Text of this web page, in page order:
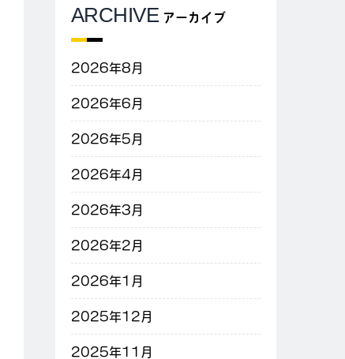
ARCHIVE アーカイブ
2026年8月
2026年6月
2026年5月
2026年4月
2026年3月
2026年2月
2026年1月
2025年12月
2025年11月